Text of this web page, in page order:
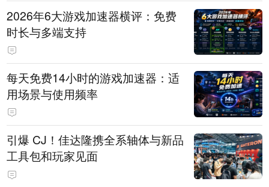
2026年6大游戏加速器横评：免费
时长与多端支持
每天免费14小时的游戏加速器：适
用场景与使用频率
引爆 CJ！佳达隆携全系轴体与新品
工具包和玩家见面